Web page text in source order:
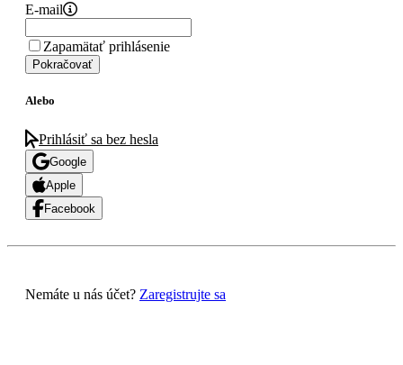
E-mail
Zapamätať prihlásenie
Pokračovať
Alebo
Prihlásiť sa bez hesla
Google
Apple
Facebook
Nemáte u nás účet? Zaregistrujte sa